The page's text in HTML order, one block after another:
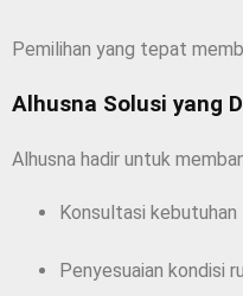
Pemilihan yang tepat
Alhusna Solusi yang
Alhusna hadir untuk
Konsultasi kebutuhan
Penyesuaian kondisi